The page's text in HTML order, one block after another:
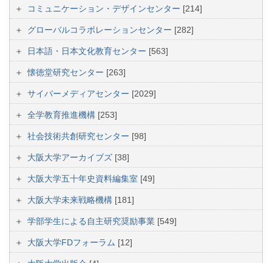
コミュニケーション・デザインセンター [214]
グローバルコラボレーションセンター [282]
日本語・日本文化教育センター [563]
懐徳堂研究センター [263]
サイバーメディアセンター [2029]
全学教育推進機構 [253]
社会技術共創研究センター [98]
大阪大学アーカイブズ [38]
大阪大学五十年史資料編集室 [49]
大阪大学未来戦略機構 [181]
学部学生による自主研究奨励事業 [549]
大阪大学FDフォーラム [12]